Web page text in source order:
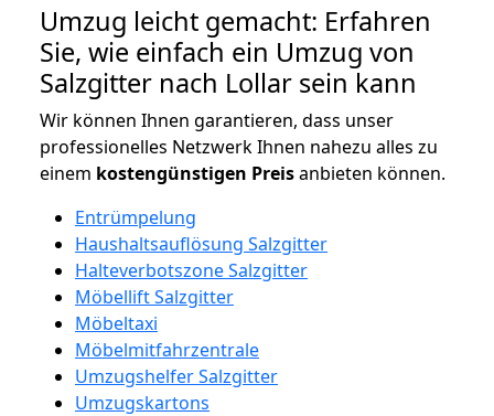
Umzug leicht gemacht: Erfahren
Sie, wie einfach ein Umzug von
Salzgitter nach Lollar sein kann
Wir können Ihnen garantieren, dass unser
professionelles Netzwerk Ihnen nahezu alles zu
einem kostengünstigen Preisanbieten können.
Entrümpelung
Haushaltsauflösung Salzgitter
Halteverbotszone Salzgitter
Möbellift Salzgitter
Möbeltaxi
Möbelmitfahrzentrale
Umzugshelfer Salzgitter
Umzugskartons